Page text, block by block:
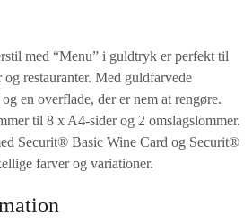
med “Menu” i guldtryk er perfekt til
restauranter. Med guldfarvede
en overflade, der er nem at rengøre.
til 8 x A4-sider og 2 omslagslommer.
Securit® Basic Wine Card og Securit®
farver og variationer.